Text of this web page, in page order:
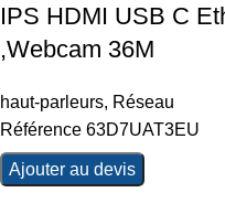
IPS HDMI USB C
,Webcam 36M
haut-parleurs, Réseau
Référence 63D7UAT3EU
Ajouter au devis